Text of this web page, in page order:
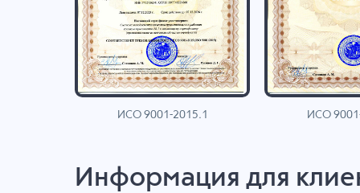
ИСО 9001-2015.1 ИСО
Информация для